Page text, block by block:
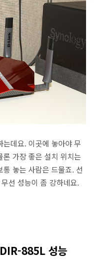
데요. 이곳에 놓아야 무
가장 좋은 설치 위치는
놓는 사람은 드물죠. 선
선 성능이 좀 강하네요.
885L 성능